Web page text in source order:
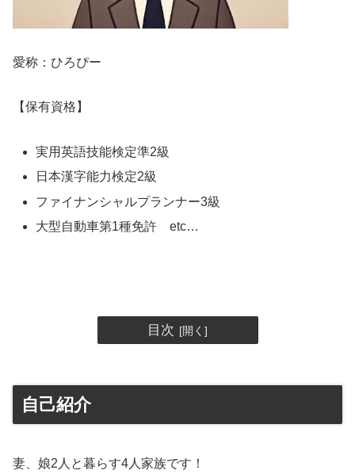
愛称：ひろぴー
【保有資格】
実用英語技能検定準2級
日本漢字能力検定2級
ファイナンシャルプランナー3級
大型自動車第1種免許 etc…
目次
自己紹介
妻、娘2人と暮らす4人家族です！